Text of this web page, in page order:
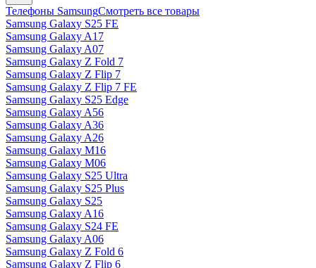
Телефоны SamsungСмотреть все товары
Samsung Galaxy S25 FE
Samsung Galaxy A17
Samsung Galaxy A07
Samsung Galaxy Z Fold 7
Samsung Galaxy Z Flip 7
Samsung Galaxy Z Flip 7 FE
Samsung Galaxy S25 Edge
Samsung Galaxy A56
Samsung Galaxy A36
Samsung Galaxy A26
Samsung Galaxy M16
Samsung Galaxy M06
Samsung Galaxy S25 Ultra
Samsung Galaxy S25 Plus
Samsung Galaxy S25
Samsung Galaxy A16
Samsung Galaxy S24 FE
Samsung Galaxy A06
Samsung Galaxy Z Fold 6
Samsung Galaxy Z Flip 6